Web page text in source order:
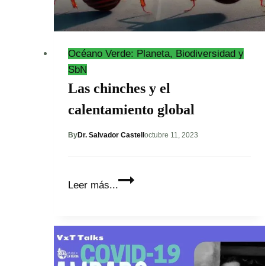
Océano Verde: Planeta, Biodiversidad y
SbN
Las chinches y el
calentamiento global
ByDr. Salvador Castelloctubre 11, 2023
Leer más...
Las
el
calentamiento
global